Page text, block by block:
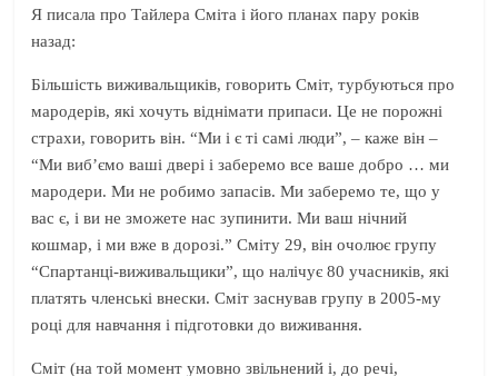
Я писала про Тайлера Сміта і його планах пару років
назад:
Більшість виживальщиків, говорить Сміт, турбуються про
мародерів, які хочуть віднімати припаси. Це не порожні
страхи, говорить він. “Ми і є ті самі люди”, – каже він –
“Ми виб’ємо ваші двері і заберемо все ваше добро … ми
мародери. Ми не робимо запасів. Ми заберемо те, що у
вас є, і ви не зможете нас зупинити. Ми ваш нічний
кошмар, і ми вже в дорозі.” Сміту 29, він очолює групу
“Спартанці-виживальщики”, що налічує 80 учасників, які
платять членські внески. Сміт заснував групу в 2005-му
році для навчання і підготовки до виживання.
Сміт (на той момент умовно звільнений і, до речі,